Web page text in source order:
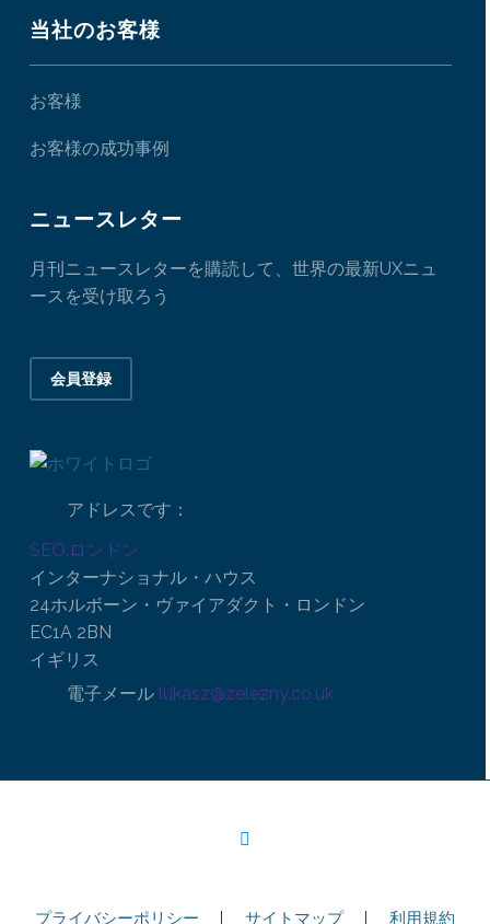
当社のお客様
お客様
お客様の成功事例
ニュースレター
月刊ニュースレターを購読して、世界の最新UXニュ
ースを受け取ろう
会員登録
アドレスです：
SEO.ロンドン
インターナショナル・ハウス
24ホルボーン・ヴァイアダクト・ロンドン
EC1A 2BN
イギリス
電子メール lukasz@zelezny.co.uk
プライバシーポリシー サイトマップ 利用規約